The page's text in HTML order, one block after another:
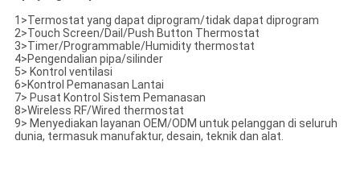
1>Termostat yang dapat diprogram/tidak dapat diprogram
2>Touch Screen/Dail/Push Button Thermostat
3>Timer/Programmable/Humidity thermostat
4>Pengendalian pipa/silinder
5> Kontrol ventilasi
6>Kontrol Pemanasan Lantai
7> Pusat Kontrol Sistem Pemanasan
8>Wireless RF/Wired thermostat
9> Menyediakan layanan OEM/ODM untuk pelanggan di seluruh
dunia, termasuk manufaktur, desain, teknik dan alat.